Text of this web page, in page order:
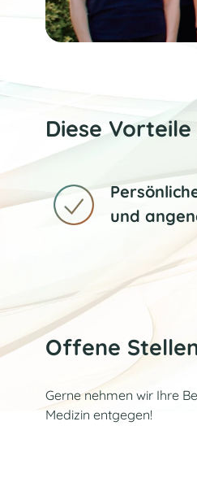
Diese
und
Offene
Gerne nehmen wir Ihre
Medizin entgegen!